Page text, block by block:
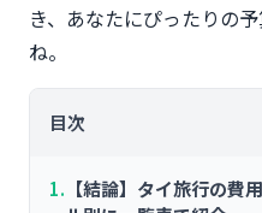
き、あなたにぴったりの
ね。
目次
【結論】タイ旅行の費